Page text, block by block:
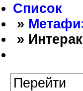
Список
»
»
Перейти